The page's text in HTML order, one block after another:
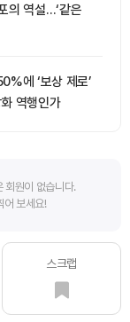
의 역설…‘같은
에 ‘보상 제로’
역행인가
회원이 없습니다.
어 보세요!
스크랩